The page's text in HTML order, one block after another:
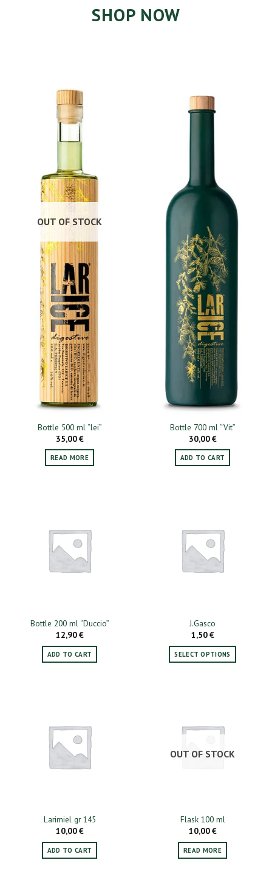
SHOP NOW
OUT OF STOCK
Bottle 500 ml “lei”
35,00€
READ MORE
Bottle 700 ml “Vit”
30,00€
ADD TO CART
Bottle 200 ml “Duccio”
12,90€
ADD TO CART
J.Gasco
1,50€
SELECT OPTIONS
The
may
product
page
Larimiel gr 145
10,00€
ADD TO CART
OUT OF STOCK
Flask 100 ml
10,00€
READ MORE